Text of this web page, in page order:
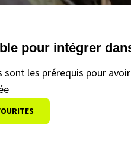
pour intégrer
les prérequis pour